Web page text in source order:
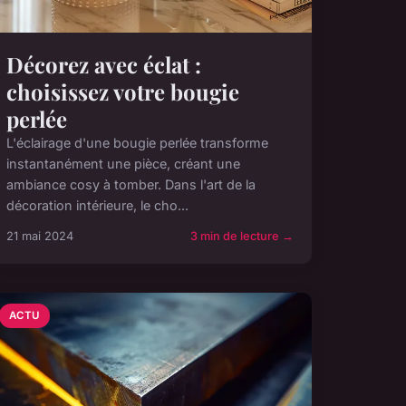
Décorez avec éclat :
choisissez votre bougie
perlée
L'éclairage d'une bougie perlée transforme
instantanément une pièce, créant une
ambiance cosy à tomber. Dans l'art de la
décoration intérieure, le cho...
21 mai 2024 3 min de lecture →
ACTU